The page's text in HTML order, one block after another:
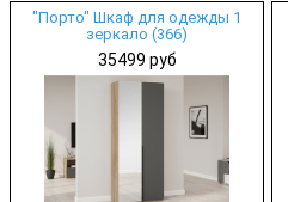
"Порто" Шкаф для одежды 1
зеркало (366)
35499 руб